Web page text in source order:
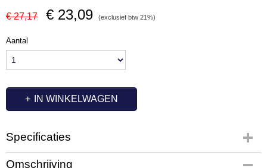
€ 27,17 € 23,09 (exclusief btw 21%)
Aantal
IN WINKELWAGEN
Specificaties
Productcode
Omschrijving